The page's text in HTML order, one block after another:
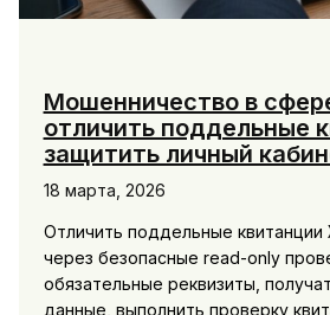
Мошенничество в
отличить поддельные
защитить личный
18 марта, 2026
Отличить поддельные
через безопасные read-only
обязательные реквизиты,
данные, выполнить проверку